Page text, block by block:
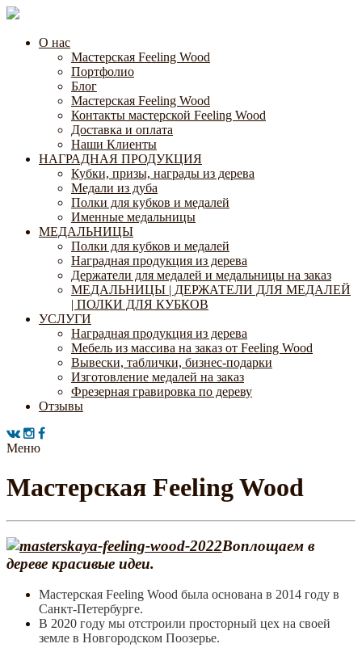
О нас
Мастерская Feeling Wood
Портфолио
Блог
Мастерская Feeling Wood
Контакты мастерской Feeling Wood
Доставка и оплата
Наши Клиенты
НАГРАДНАЯ ПРОДУКЦИЯ
Кубки, призы, награды из дерева
Медали из дуба
Полки для кубков и медалей
Именные медальницы
МЕДАЛЬНИЦЫ
Полки для кубков и медалей
Наградная продукция из дерева
Держатели для медалей и медальницы на заказ
МЕДАЛЬНИЦЫ | ДЕРЖАТЕЛИ ДЛЯ МЕДАЛЕЙ
| ПОЛКИ ДЛЯ КУБКОВ
УСЛУГИ
Наградная продукция из дерева
Мебель из массива на заказ от Feeling Wood
Вывески, таблички, бизнес-подарки
Изготовление медалей на заказ
Фрезерная гравировка по дереву
Отзывы
Меню
Мастерская Feeling Wood
Воплощаем в
дереве красивые идеи.
Мастерская Feeling Wood была основана в 2014 году в
Санкт-Петербурге.
В 2020 году мы отстроили просторный цех на своей
земле в Новгородском Поозерье.